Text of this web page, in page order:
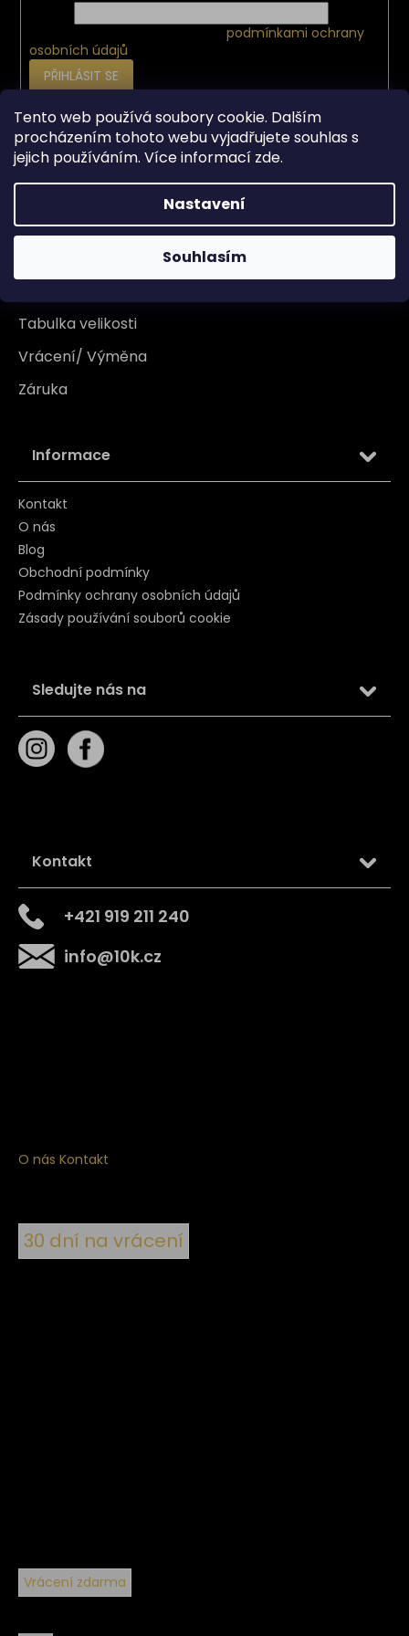
Tento web používá soubory cookie. Dalším
procházením tohoto webu vyjadřujete souhlas s
jejich používáním. Více informací zde.
Nastavení
Souhlasím
podmínkami ochrany
osobních údajů
PŘIHLÁSIT SE
Vše o nákupu
Garance originality
Tabulka velikosti
Vrácení/ Výměna
Záruka
Informace
Kontakt
O nás
Blog
Obchodní podmínky
Podmínky ochrany osobních údajů
Zásady používání souborů cookie
Sledujte nás na
Kontakt
info@10k.cz
+421 919 211 240
O nás Kontakt
30 dní na vrácení
Vrácení zdarma